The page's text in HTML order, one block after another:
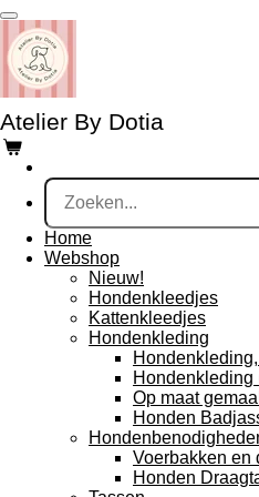
Ga
direct
naar
de
hoofdinhoud
Atelier By Dotia
Home
Webshop
Nieuw!
Hondenkleedjes
Kattenkleedjes
Hondenkleding
Hondenkleding
Op maat
Honden
Voerbakken en
Honden